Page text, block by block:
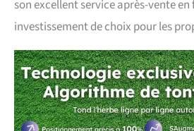
fin de
zone de
tondeuse à
élimine
qui rend
facile à
son excellent service après-vente en
investissement de choix pour les